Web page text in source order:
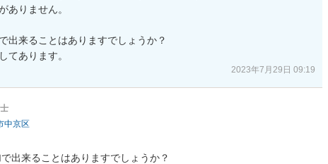
ありません。
出来ることはありますでしょうか？
てあります。
2023年7月29日 09:19
中京区
出来ることはありますでしょうか？